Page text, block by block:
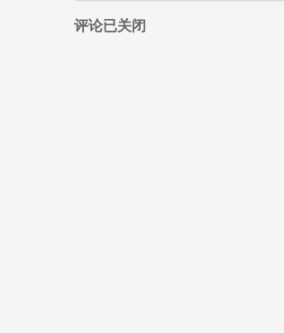
评论已关闭